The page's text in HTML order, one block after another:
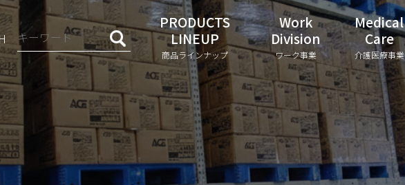
PRODUCTS
LINEUP
商品ラインナップ
Work
Division
ワーク事業
Medical
Care
介護医療事業